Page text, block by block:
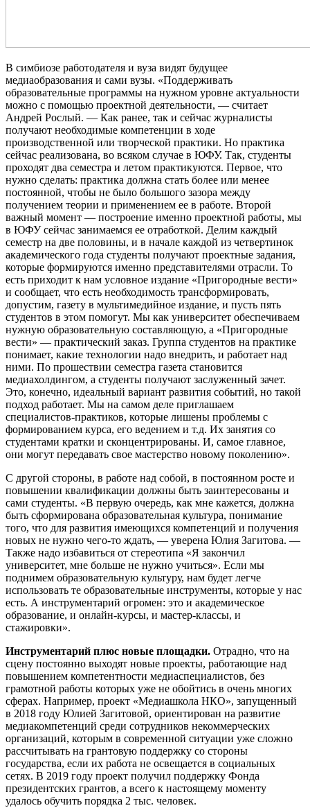
В симбиозе работодателя и вуза видят будущее
медиаобразования и сами вузы. «Поддерживать
образовательные программы на нужном уровне актуальности
можно с помощью проектной деятельности, — считает
Андрей Рослый. — Как ранее, так и сейчас журналисты
получают необходимые компетенции в ходе
производственной или творческой практики. Но практика
сейчас реализована, во всяком случае в ЮФУ. Так, студенты
проходят два семестра и летом практикуются. Первое, что
нужно сделать: практика должна стать более или менее
постоянной, чтобы не было большого зазора между
получением теории и применением ее в работе. Второй
важный момент — построение именно проектной работы, мы
в ЮФУ сейчас занимаемся ее отработкой. Делим каждый
семестр на две половины, и в начале каждой из четвертинок
академического года студенты получают проектные задания,
которые формируются именно представителями отрасли. То
есть приходит к нам условное издание «Пригородные вести»
и сообщает, что есть необходимость трансформировать,
допустим, газету в мультимедийное издание, и пусть пять
студентов в этом помогут. Мы как университет обеспечиваем
нужную образовательную составляющую, а «Пригородные
вести» — практический заказ. Группа студентов на практике
понимает, какие технологии надо внедрить, и работает над
ними. По прошествии семестра газета становится
медиахолдингом, а студенты получают заслуженный зачет.
Это, конечно, идеальный вариант развития событий, но такой
подход работает. Мы на самом деле приглашаем
специалистов-практиков, которые лишены проблемы с
формированием курса, его ведением и т.д. Их занятия со
студентами кратки и сконцентрированы. И, самое главное,
они могут передавать свое мастерство новому поколению».
С другой стороны, в работе над собой, в постоянном росте и
повышении квалификации должны быть заинтересованы и
сами студенты. «В первую очередь, как мне кажется, должна
быть сформирована образовательная культура, понимание
того, что для развития имеющихся компетенций и получения
новых не нужно чего-то ждать, — уверена Юлия Загитова. —
Также надо избавиться от стереотипа «Я закончил
университет, мне больше не нужно учиться». Если мы
поднимем образовательную культуру, нам будет легче
использовать те образовательные инструменты, которые у нас
есть. А инструментарий огромен: это и академическое
образование, и онлайн-курсы, и мастер-классы, и
стажировки».
Инструментарий плюс новые площадки. Отрадно, что на
сцену постоянно выходят новые проекты, работающие над
повышением компетентности медиаспециалистов, без
грамотной работы которых уже не обойтись в очень многих
сферах. Например, проект «Медиашкола НКО», запущенный
в 2018 году Юлией Загитовой, ориентирован на развитие
медиакомпетенций среди сотрудников некоммерческих
организаций, которым в современной ситуации уже сложно
рассчитывать на грантовую поддержку со стороны
государства, если их работа не освещается в социальных
сетях. В 2019 году проект получил поддержку Фонда
президентских грантов, а всего к настоящему моменту
удалось обучить порядка 2 тыс. человек.